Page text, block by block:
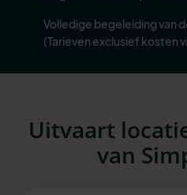
Volledige begeleiding van
(Tarieven exclusief kosten
Uitvaart
van